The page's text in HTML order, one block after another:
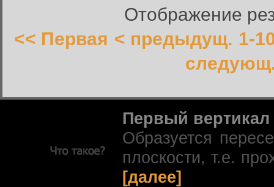
Отображение
<< Первая < предыдущ. 1-
Первый вертикал
Образуется
плоскости, т.е.
[далее]